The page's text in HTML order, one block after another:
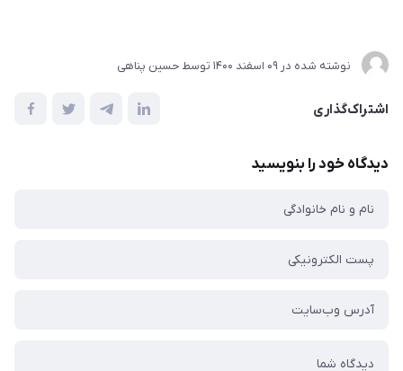
نوشته شده در 09 اسفند 1400 توسط حسین پناهی
اشتراک‌گذاری
دیدگاه خود را بنویسید